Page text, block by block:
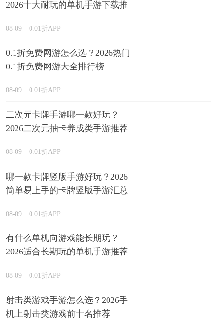
2026十大耐玩的单机手游下载推
08-09 0.01折APP
0.1折免费网游怎么选？2026热门
0.1折免费网游大全排行榜
08-09 0.01折APP
二次元卡牌手游哪一款好玩？
2026二次元抽卡养成类手游推荐
08-09 0.01折APP
哪一款卡牌竖版手游好玩？2026
简单易上手的卡牌竖版手游汇总
08-09 0.01折APP
有什么单机向游戏能长期玩？
2026适合长期玩的单机手游推荐
08-09 0.01折APP
射击类游戏手游怎么选？2026手
机上射击类游戏前十名推荐